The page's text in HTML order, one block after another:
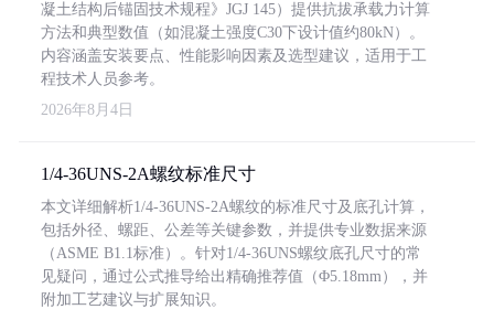
凝土结构后锚固技术规程》JGJ 145）提供抗拔承载力计算
方法和典型数值（如混凝土强度C30下设计值约80kN）。
内容涵盖安装要点、性能影响因素及选型建议，适用于工
程技术人员参考。
2026年8月4日
1/4-36UNS-2A螺纹标准尺寸
本文详细解析1/4-36UNS-2A螺纹的标准尺寸及底孔计算，
包括外径、螺距、公差等关键参数，并提供专业数据来源
（ASME B1.1标准）。针对1/4-36UNS螺纹底孔尺寸的常
见疑问，通过公式推导给出精确推荐值（Φ5.18mm），并
附加工艺建议与扩展知识。